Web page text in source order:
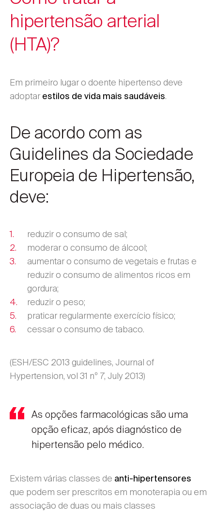
hipertensão arterial
(HTA)?
Em primeiro lugar o doente hipertenso deve
adoptar estilos de vida mais saudáveis.
De acordo com as
Guidelines da Sociedade
Europeia de Hipertensão,
deve:
reduzir o consumo de sal;
moderar o consumo de álcool;
aumentar o consumo de vegetais e frutas e
reduzir o consumo de alimentos ricos em
gordura;
reduzir o peso;
praticar regularmente exercício físico;
cessar o consumo de tabaco.
(ESH/ESC 2013 guidelines, Journal of
Hypertension, vol 31 nº 7, July 2013)
As opções farmacológicas são uma
opção eficaz, após diagnóstico de
hipertensão pelo médico.
Existem várias classes de anti-hipertensores
que podem ser prescritos em monoterapia ou em
associação de duas ou mais classes